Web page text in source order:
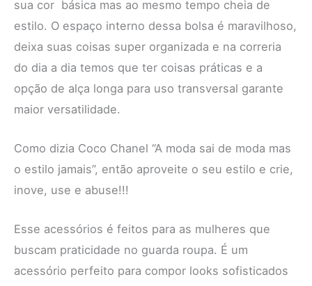
sua cor básica mas ao mesmo tempo cheia de
estilo. O espaço interno dessa bolsa é maravilhoso,
deixa suas coisas super organizada e na correria
do dia a dia temos que ter coisas práticas e a
opção de alça longa para uso transversal garante
maior versatilidade.
Como dizia Coco Chanel “A moda sai de moda mas
o estilo jamais”, então aproveite o seu estilo e crie,
inove, use e abuse!!!
Esse acessórios é feitos para as mulheres que
buscam praticidade no guarda roupa. É um
acessório perfeito para compor looks sofisticados